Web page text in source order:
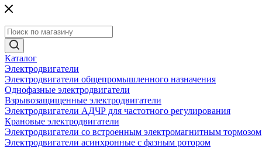
Каталог
Электродвигатели
Электродвигатели общепромышленного назначения
Однофазные электродвигатели
Взрывозащищенные электродвигатели
Электродвигатели АДЧР для частотного регулирования
Крановые электродвигатели
Электродвигатели со встроенным электромагнитным тормозом
Электродвигатели асинхронные с фазным ротором